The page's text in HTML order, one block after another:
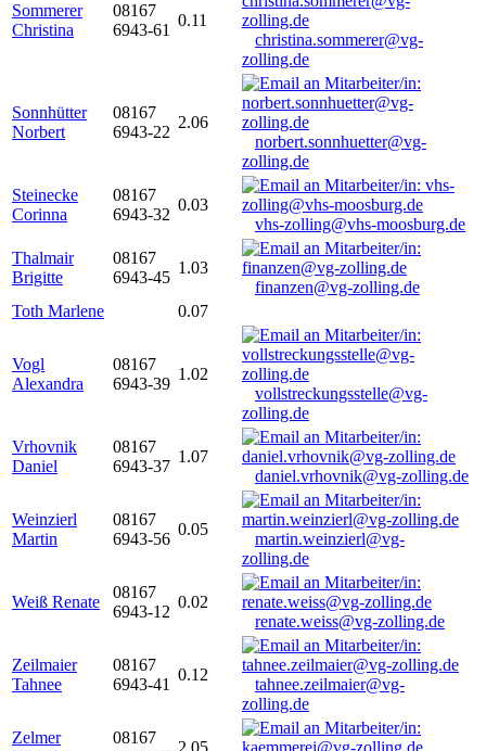
Sommerer
Christina
08167
6943-61
0.11
christina.sommerer@vg-
zolling.de
Sonnhütter
Norbert
08167
6943-22
2.06
norbert.sonnhuetter@vg-
zolling.de
Steinecke
Corinna
08167
6943-32
0.03
vhs-zolling@vhs-moosburg.de
Thalmair
Brigitte
08167
6943-45
1.03
finanzen@vg-zolling.de
Toth Marlene
0.07
Vogl
Alexandra
08167
6943-39
1.02
vollstreckungsstelle@vg-
zolling.de
Vrhovnik
Daniel
08167
6943-37
1.07
daniel.vrhovnik@vg-zolling.de
Weinzierl
Martin
08167
6943-56
0.05
martin.weinzierl@vg-
zolling.de
Weiß Renate
08167
6943-12
0.02
renate.weiss@vg-zolling.de
Zeilmaier
Tahnee
08167
6943-41
0.12
tahnee.zeilmaier@vg-
zolling.de
Zelmer
08167